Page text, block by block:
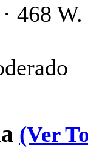
468 W.
(Ver